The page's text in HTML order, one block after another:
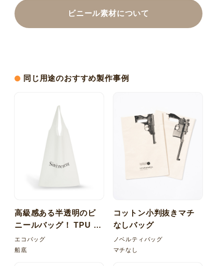
ビニール素材について
同じ用途のおすすめ製作事例
高級感ある半透明のビ
ニールバッグ！ TPU 梨
地 マルシェ型バッグ
エコバッグ
船底
コットン小判抜きマチ
なしバッグ
ノベルティバッグ
マチなし